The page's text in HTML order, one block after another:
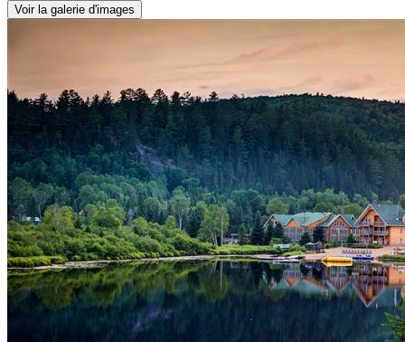
Voir la galerie d'images